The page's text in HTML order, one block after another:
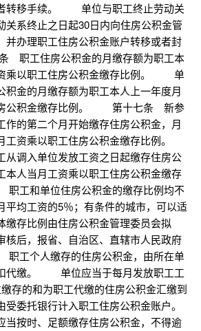
转移手续。 单位与职工终止劳动关
关系终止之日起30日内向住房公积金管
并办理职工住房公积金账户转移或者封
工住房公积金的月缴存额为职工本
乘以职工住房公积金缴存比例。 单
积金的月缴存额为职工本人上一年度月
房公积金缴存比例。 第十七条 新参
作的第二个月开始缴存住房公积金，月
资乘以职工住房公积金缴存比例。
调入单位发放工资之日起缴存住房公
本人当月工资乘以职工住房公积金缴存
和单位住房公积金的缴存比例均不
平均工资的5％；有条件的城市，可以适
缴存比例由住房公积金管理委员会拟
核后，报省、自治区、直辖市人民政府
个人缴存的住房公积金，由所在单
代缴。 单位应当于每月发放职工工
存的和为职工代缴的住房公积金汇缴到
委托银行计入职工住房公积金账户。
时、足额缴存住房公积金，不得逾